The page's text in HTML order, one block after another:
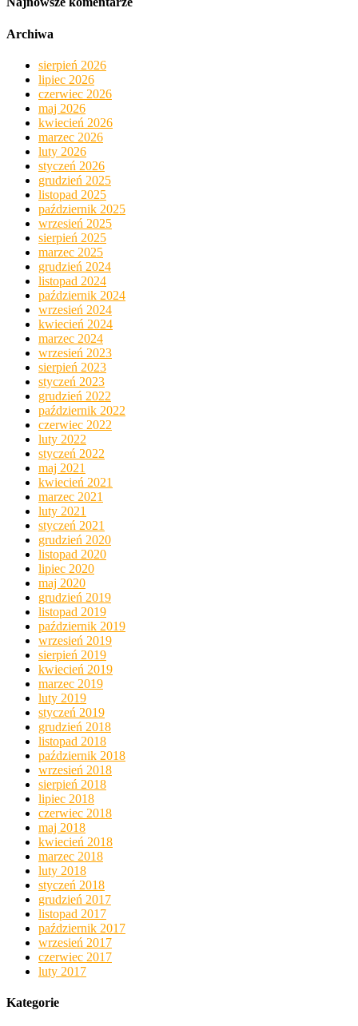
Archiwa
sierpień 2026
lipiec 2026
czerwiec 2026
maj 2026
kwiecień 2026
marzec 2026
luty 2026
styczeń 2026
grudzień 2025
listopad 2025
październik 2025
wrzesień 2025
sierpień 2025
marzec 2025
grudzień 2024
listopad 2024
październik 2024
wrzesień 2024
kwiecień 2024
marzec 2024
wrzesień 2023
sierpień 2023
styczeń 2023
grudzień 2022
październik 2022
czerwiec 2022
luty 2022
styczeń 2022
maj 2021
kwiecień 2021
marzec 2021
luty 2021
styczeń 2021
grudzień 2020
listopad 2020
lipiec 2020
maj 2020
grudzień 2019
listopad 2019
październik 2019
wrzesień 2019
sierpień 2019
kwiecień 2019
marzec 2019
luty 2019
styczeń 2019
grudzień 2018
listopad 2018
październik 2018
wrzesień 2018
sierpień 2018
lipiec 2018
czerwiec 2018
maj 2018
kwiecień 2018
marzec 2018
luty 2018
styczeń 2018
grudzień 2017
listopad 2017
październik 2017
wrzesień 2017
czerwiec 2017
luty 2017
Kategorie